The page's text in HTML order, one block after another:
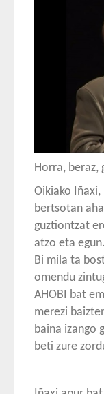
Horra, beraz,
Oikiako Iñaxi,
bertsotan
guztiontzat
atzo eta egun.
Bi mila ta
omendu
AHOBI bat
merezi
baina izango
beti zure